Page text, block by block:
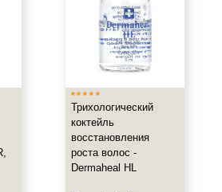
Трихологический
коктейль
восстановления
роста волос -
Dermaheal HL